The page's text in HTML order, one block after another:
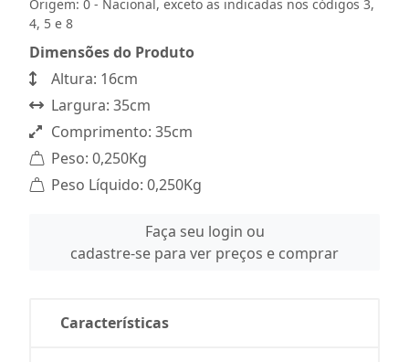
Origem: 0 - Nacional, exceto as indicadas nos códigos 3,
4, 5 e 8
Dimensões do Produto
Altura: 16cm
Largura: 35cm
Comprimento: 35cm
Peso: 0,250Kg
Peso Líquido: 0,250Kg
Faça seu login ou
cadastre-se para ver preços e comprar
Características